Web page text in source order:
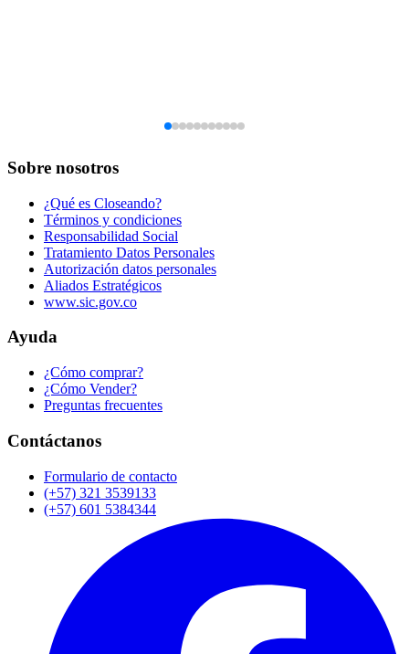
Sobre nosotros
¿Qué es Closeando?
Términos y condiciones
Responsabilidad Social
Tratamiento Datos Personales
Autorización datos personales
Aliados Estratégicos
www.sic.gov.co
Ayuda
¿Cómo comprar?
¿Cómo Vender?
Preguntas frecuentes
Contáctanos
Formulario de contacto
(+57) 321 3539133
(+57) 601 5384344